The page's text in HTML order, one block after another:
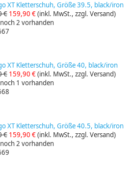
XT Kletterschuh, Größe 39.5, black/iron
€ 159,90 €(inkl. MwSt., zzgl. Versand)
noch 2 vorhanden
XT Kletterschuh, Größe 40, black/iron
€ 159,90 €(inkl. MwSt., zzgl. Versand)
noch 1 vorhanden
XT Kletterschuh, Größe 40.5, black/iron
€ 159,90 €(inkl. MwSt., zzgl. Versand)
noch 2 vorhanden